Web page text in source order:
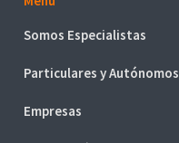
Somos Especialistas
Sector Sanitario
Particulares y Autónomos
Accidentes
Empresas